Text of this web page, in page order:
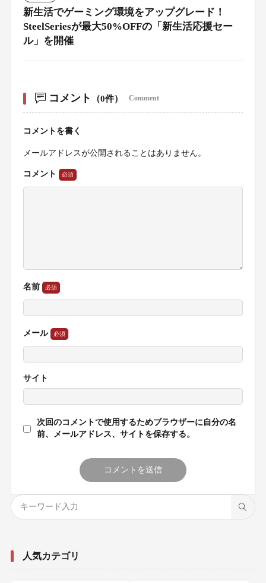
新生活でゲーミング環境をアップグレード！
SteelSeriesが最大50%OFFの「新生活応援セー
ル」を開催
コメント （0件） Comment
コメントを書く
メールアドレスが公開されることはありません。
コメント
名前
メール
サイト
次回のコメントで使用するためブラウザーに自分の名
前、メールアドレス、サイトを保存する。
人気カテゴリ